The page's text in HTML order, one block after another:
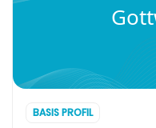
BASIS PROFIL